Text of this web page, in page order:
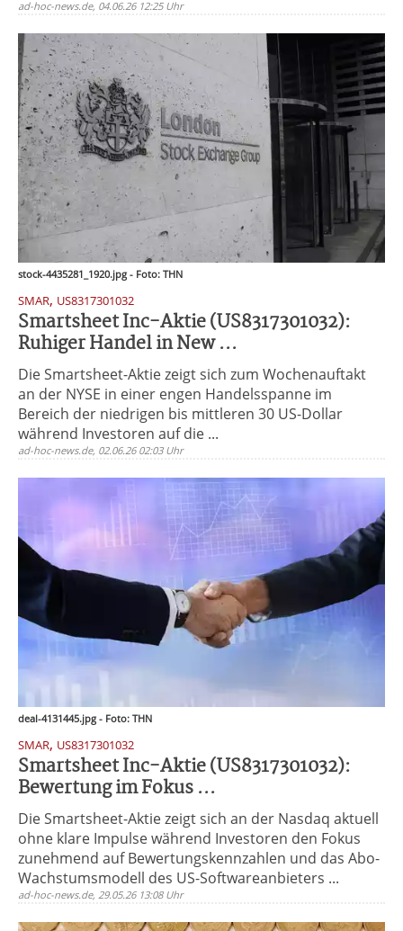
ad-hoc-news.de, 04.06.26 12:25 Uhr
stock-4435281_1920.jpg - Foto: THN
SMAR, US8317301032
Smartsheet Inc-Aktie (US8317301032):
Ruhiger Handel in New ...
Die Smartsheet-Aktie zeigt sich zum Wochenauftakt
an der NYSE in einer engen Handelsspanne im
Bereich der niedrigen bis mittleren 30 US-Dollar
während Investoren auf die ...
ad-hoc-news.de, 02.06.26 02:03 Uhr
deal-4131445.jpg - Foto: THN
SMAR, US8317301032
Smartsheet Inc-Aktie (US8317301032):
Bewertung im Fokus ...
Die Smartsheet-Aktie zeigt sich an der Nasdaq aktuell
ohne klare Impulse während Investoren den Fokus
zunehmend auf Bewertungskennzahlen und das Abo-
Wachstumsmodell des US-Softwareanbieters ...
ad-hoc-news.de, 29.05.26 13:08 Uhr